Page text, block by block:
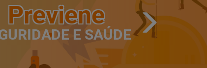
Previene
E SAÚDE